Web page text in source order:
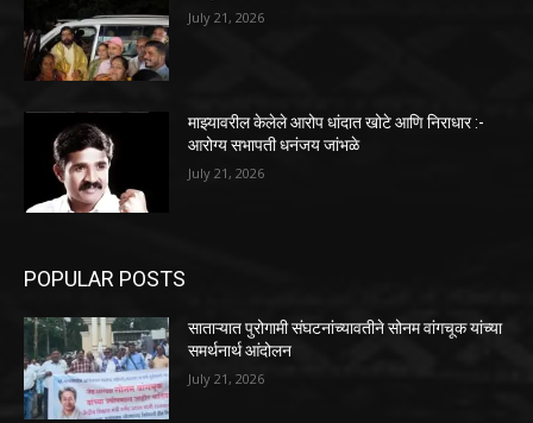
July 21, 2026
माझ्यावरील केलेले आरोप धांदात खोटे आणि निराधार :-
आरोग्य सभापती धनंजय जांभळे
July 21, 2026
POPULAR POSTS
साताऱ्यात पुरोगामी संघटनांच्यावतीने सोनम वांगचूक यांच्या
समर्थनार्थ आंदोलन
July 21, 2026